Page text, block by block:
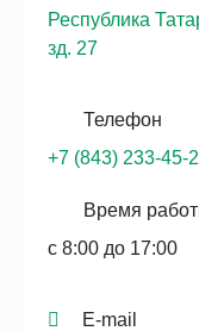
Республика
зд. 27
Телефон
+7 (843) 233-45-
Время
с 8:00 до 17:00
E-mail